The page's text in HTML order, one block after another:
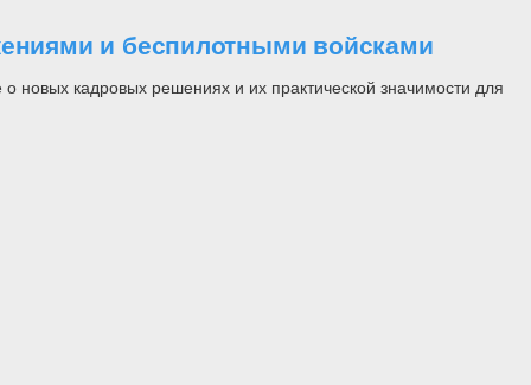
и беспилотными войсками
новых кадровых решениях и их практической значимости для